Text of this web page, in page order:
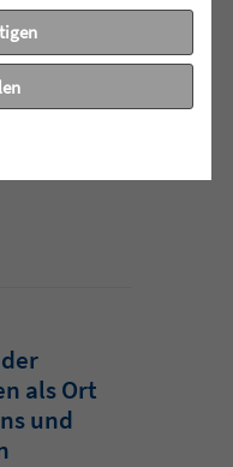
und
...
als Ort
und